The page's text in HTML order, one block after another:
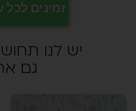
זמינים
יש לנו
גם